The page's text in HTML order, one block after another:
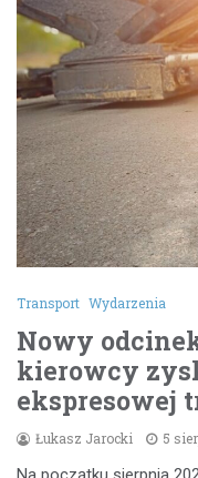
Transport Wydarzenia
Nowy
kierowcy
ekspresowej
Łukasz Jarocki 5